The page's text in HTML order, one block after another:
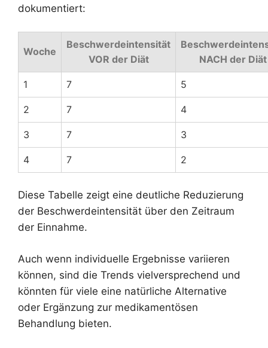
dokumentiert:
Woche
Beschwerdeintensität
VOR der Diät
NACH der Diät
1 7 5
2 7 4
3 7 3
4 7 2
Diese Tabelle zeigt eine deutliche Reduzierung
der Beschwerdeintensität über den Zeitraum
der Einnahme.
Auch wenn individuelle Ergebnisse variieren
können, sind die Trends vielversprechend und
könnten für viele eine natürliche Alternative
oder Ergänzung zur medikamentösen
Behandlung bieten.